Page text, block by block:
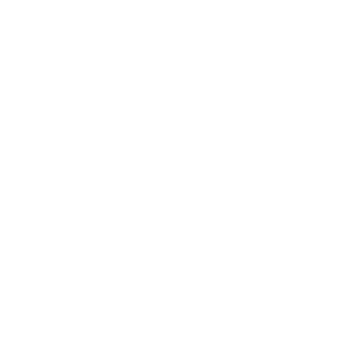
i